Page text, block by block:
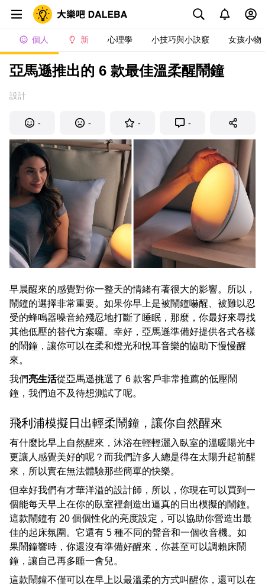
個人 新 心理學 小技巧與小訣竅 女孩小物
亞馬遜推出的 6 款最佳溫柔醒鬧鐘
設計
- - - -
早晨醒來的感覺對你一整天的情緒有著很大的影響。所以，
鬧鐘的選擇非常重要。如果你早上是被鬧鐘嚇醒、被難以忍
受的蜂鳴器噪音給殘忍地打斷了睡眠，那麼，你最好來尋找
其他低壓的替代方案囉。幸好，亞馬遜準備好提供各式各樣
的鬧鐘，讓你可以在柔和燈光和悅耳音樂的協助下慢慢醒
來。
我們亮生活從亞馬遜挑選了 6 款客戶非常推薦的低壓鬧
鐘，我們迫不及待想測試了呢。
飛利浦模擬日出輕柔鬧鐘，讓你自然醒來
有什麼比早上自然醒來，沐浴在輕輕灑入臥室的溫暖陽光中
更讓人感覺美好的呢？而我們許多人總是得在太陽升起前醒
來，所以實在無法體驗那些簡單的快樂。
但幸好我們有才華洋溢的設計師，所以，你現在可以買到一
個能每天早上在你的臥室裡創造出逼真的日出模擬的鬧鐘。
這款鬧鐘有 20 個個性化的亮度設定，可以協助你營造出最
佳的起床氛圍。它還有 5 種不同的聲音和一個收音機。如
果鬧鐘響時，你還沒有準備好醒來，你甚至可以調賴床鬧
鐘，讓自己再多睡一會兒。
這款鬧鐘不僅可以在早上以最溫柔的方式叫醒你，還可以在